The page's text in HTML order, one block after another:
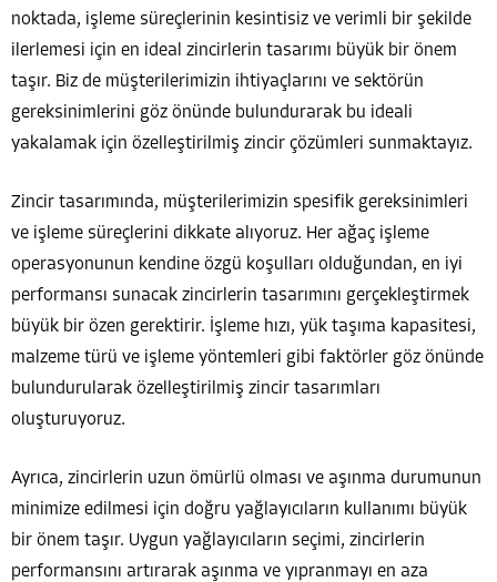
noktada, işleme süreçlerinin kesintisiz ve verimli bir şekilde
ilerlemesi için en ideal zincirlerin tasarımı büyük bir önem
taşır. Biz de müşterilerimizin ihtiyaçlarını ve sektörün
gereksinimlerini göz önünde bulundurarak bu ideali
yakalamak için özelleştirilmiş zincir çözümleri sunmaktayız.
Zincir tasarımında, müşterilerimizin spesifik gereksinimleri
ve işleme süreçlerini dikkate alıyoruz. Her ağaç işleme
operasyonunun kendine özgü koşulları olduğundan, en iyi
performansı sunacak zincirlerin tasarımını gerçekleştirmek
büyük bir özen gerektirir. İşleme hızı, yük taşıma kapasitesi,
malzeme türü ve işleme yöntemleri gibi faktörler göz önünde
bulundurularak özelleştirilmiş zincir tasarımları
oluşturuyoruz.
Ayrıca, zincirlerin uzun ömürlü olması ve aşınma durumunun
minimize edilmesi için doğru yağlayıcıların kullanımı büyük
bir önem taşır. Uygun yağlayıcıların seçimi, zincirlerin
performansını artırarak aşınma ve yıpranmayı en aza